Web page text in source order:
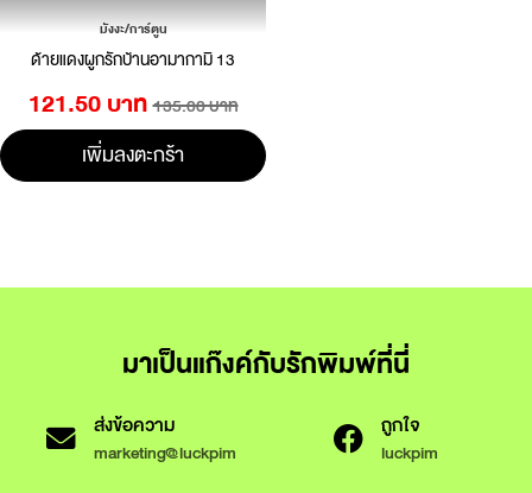
มังงะ/การ์ตูน
ด้ายแดงผูกรักบ้านอามากามิ 13
121.50 บาท 135.00 บาท
เพิ่มลงตะกร้า
มาเป็นแก๊งค์กับรักพิมพ์ที่นี่
ส่งข้อความ
marketing@luckpim
ถูกใจ
luckpim